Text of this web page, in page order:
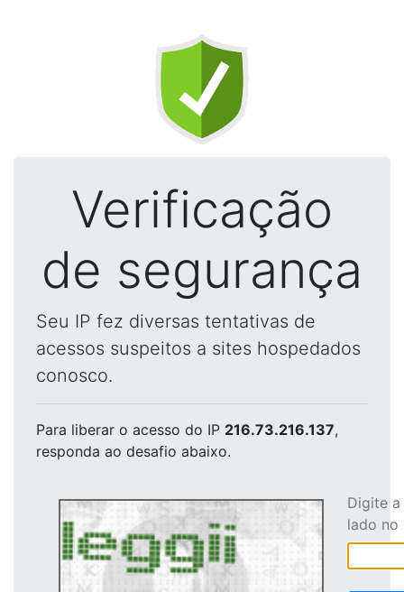
Verificação
de segurança
Seu IP fez diversas tentativas de
acessos suspeitos a sites hospedados
conosco.
Para liberar o acesso do IP 216.73.216.137,
responda ao desafio abaixo.
Digite
lado no